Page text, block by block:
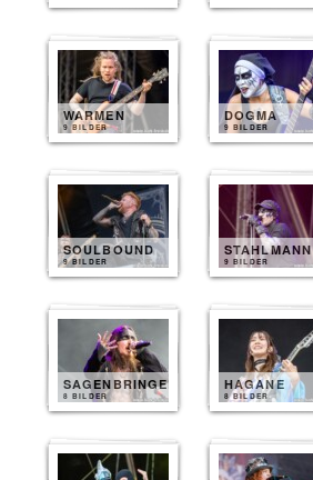
WARMEN
9 BILDER
DOGMA
9 BILDER
SOULBOUND
9 BILDER
STAHLMANN
9 BILDER
SAGENBRINGER
8 BILDER
HAGANE
8 BILDER